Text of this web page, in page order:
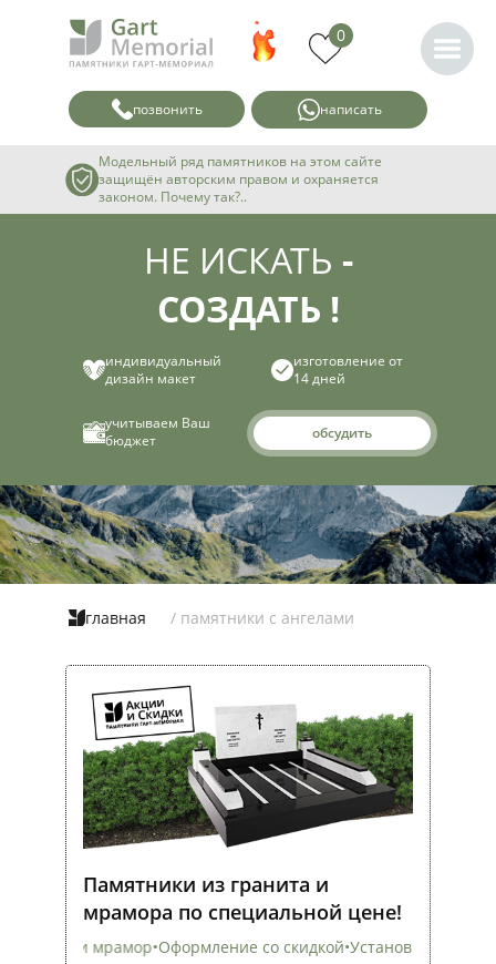
0
позвонить написать
Модельный ряд памятников на этом сайте
защищён авторским правом и охраняется
законом. Почему так?..
НЕ ИСКАТЬ -
СОЗДАТЬ !
индивидуальный
дизайн макет
изготовление от
14 дней
учитываем Ваш
бюджет
обсудить
главная / памятники с ангелами
Памятники из гранита и
мрамора по специальной цене!
Оформление со скидкой• Установка на всех кладбищах